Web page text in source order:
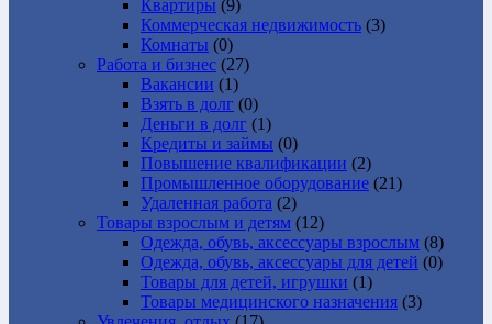
Квартиры (9)
Коммерческая недвижимость (3)
Комнаты (0)
Работа и бизнес (27)
Вакансии (1)
Взять в долг (0)
Деньги в долг (1)
Кредиты и займы (0)
Повышение квалификации (2)
Промышленное оборудование (21)
Удаленная работа (2)
Товары взрослым и детям (12)
Одежда, обувь, аксессуары взрослым (8)
Одежда, обувь, аксессуары для детей (0)
Товары для детей, игрушки (1)
Товары медицинского назначения (3)